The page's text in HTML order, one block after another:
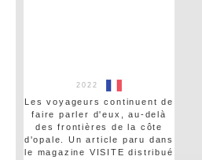
2022
Les voyageurs continuent de
faire parler d'eux, au-delà
des frontières de la côte
d'opale. Un article paru dans
le magazine VISITE distribué